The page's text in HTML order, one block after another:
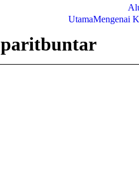
UtamaMengenai
paritbuntar